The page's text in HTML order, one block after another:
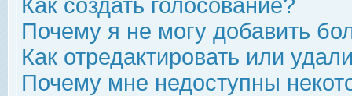
Как создать голосование?
Почему я не могу добавить
Как отредактировать или
Почему мне недоступны